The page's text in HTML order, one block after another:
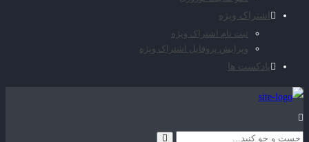
اشتراک ویژه
ثبت نام اشتراک ویژه
ویرایش پروفایل اشتراک ویژه
پادکست ها